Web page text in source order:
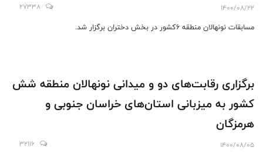
1400/08/22
27338
مسابقات نونهالان منطقه ۶کشور در بخش دختران برگزار شد.
برگزاری رقابت‌های دو و میدانی نونهالان منطقه شش
کشور به میزبانی استان‌های خراسان جنوبی و
هرمزگان
1400/08/05
32116